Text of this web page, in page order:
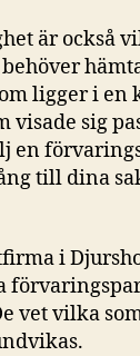
är också
ligger i en
visade sig
en
till dina
i
vet vilka